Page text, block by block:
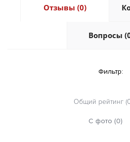
Отзывы (0)
Вопросы
Фильтр:
Общий рейтинг
С фото (0)